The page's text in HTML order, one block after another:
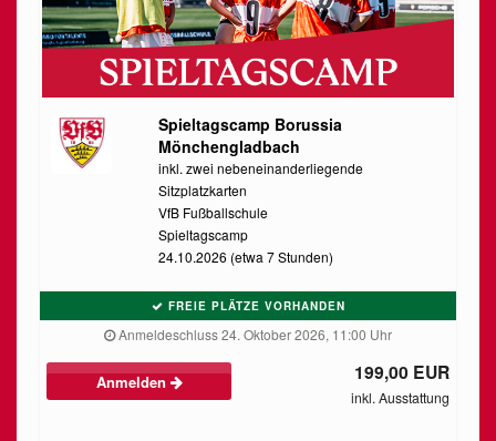
Spieltagscamp Borussia
Mönchengladbach
inkl. zwei nebeneinanderliegende
Sitzplatzkarten
VfB Fußballschule
Spieltagscamp
24.10.2026 (etwa 7 Stunden)
FREIE PLÄTZE VORHANDEN
Anmeldeschluss 24. Oktober 2026, 11:00 Uhr
Anmelden 199,00 EUR
inkl. Ausstattung